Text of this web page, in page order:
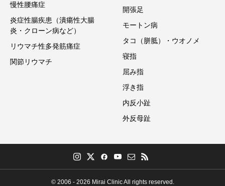
慢性腰痛症
炎症性腸疾患（潰瘍性大腸
炎・クローン病など）
リウマチ性多発筋痛症
関節リウマチ
開張足
モートン病
タコ（胼胝）・ウオノメ
寝指
屈み指
浮き指
内反小趾
外反母趾
© 2006 - 2026 Mirai Clinic All rights reserved.